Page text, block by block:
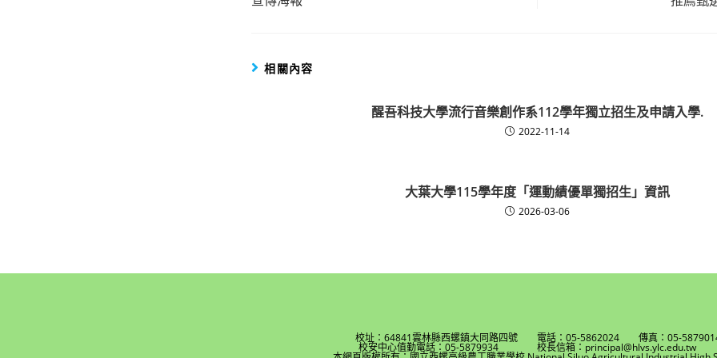
articles
相關內容
醒吾科技大學流行音樂創作系112學年獨立招生及申請入學.
2022-11-14
大葉大學115學年度「運動績優單獨招生」資訊
2026-03-06
校址：64841雲林縣西螺鎮大同路四號 電話：05-5862024 傳真：05-
校安中心值勤電話：05-5879934 校長信箱：principal@hlvs.ylc.edu.tw